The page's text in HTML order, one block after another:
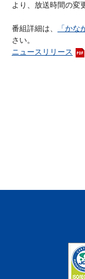
より、放送時間の変
番組詳細は、 「かな
さい。
ニュースリリース